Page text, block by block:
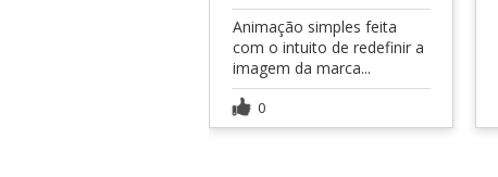
Animação simples feita
com o intuito de redefinir a
imagem da marca...
0